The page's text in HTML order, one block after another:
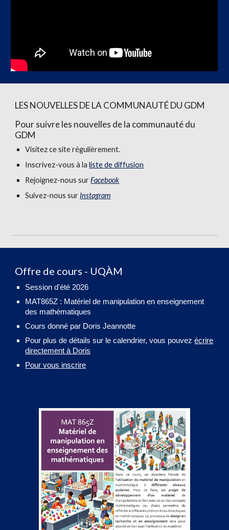
LES NOUVELLES DE LA COMMUNAUTÉ DU GDM
Pour suivre les nouvelles de la communauté du
GDM
Visitez ce site régulièrement.
Inscrivez-vous à laliste de diffusion
Rejoignez-nous surFacebook
Suivez-nous sur Instagram
Offre de cours - UQÀM
Session d'été 2026
MAT865Z : Matériel de manipulation en enseignement
des mathématiques
Cours donné par Doris Jeannotte
Pour plus de détails sur le calendrier, vous pouvezécrire
directement à Doris
Pour vous inscrire